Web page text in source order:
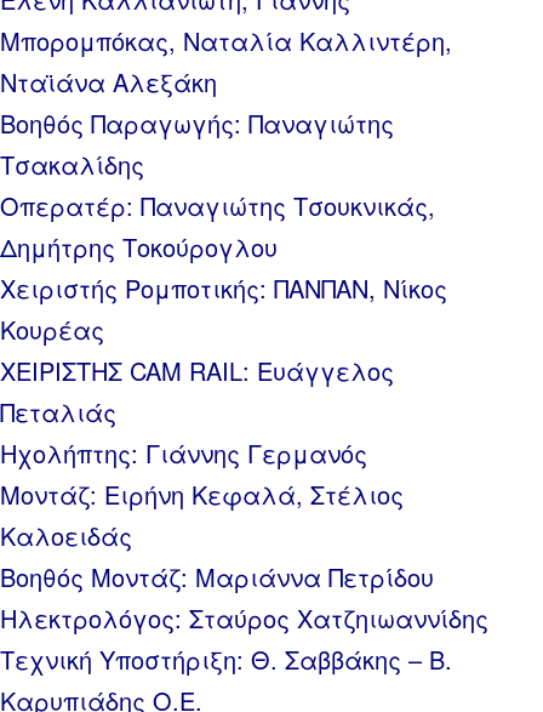
Μπορομπόκας, Ναταλία Καλλιντέρη,
Νταϊάνα Αλεξάκη
Βοηθός Παραγωγής: Παναγιώτης
Τσακαλίδης
Οπερατέρ: Παναγιώτης Τσουκνικάς,
Δημήτρης Τοκούρογλου
Χειριστής Ρομποτικής: ΠΑΝΠΑΝ, Νίκος
Κουρέας
ΧΕΙΡΙΣΤΗΣ CAM RAIL: Ευάγγελος
Πεταλιάς
Ηχολήπτης: Γιάννης Γερμανός
Μοντάζ: Ειρήνη Κεφαλά, Στέλιος
Καλοειδάς
Βοηθός Μοντάζ: Μαριάννα Πετρίδου
Ηλεκτρολόγος: Σταύρος Χατζηιωαννίδης
Τεχνική Υποστήριξη: Θ. Σαββάκης – Β.
Καρυπιάδης Ο.Ε.